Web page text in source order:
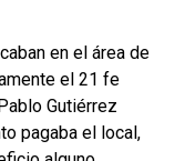
en el área de
el 21 fe
Gutiérrez
pagaba el local,